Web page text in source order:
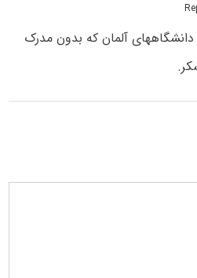
آلمان که بدون مدرک